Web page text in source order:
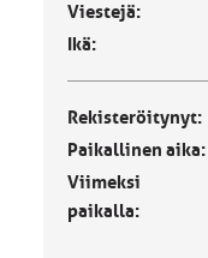
Viestejä:
Ikä:
Rekisteröitynyt:
Paikallinen aika:
Viimeksi
paikalla: